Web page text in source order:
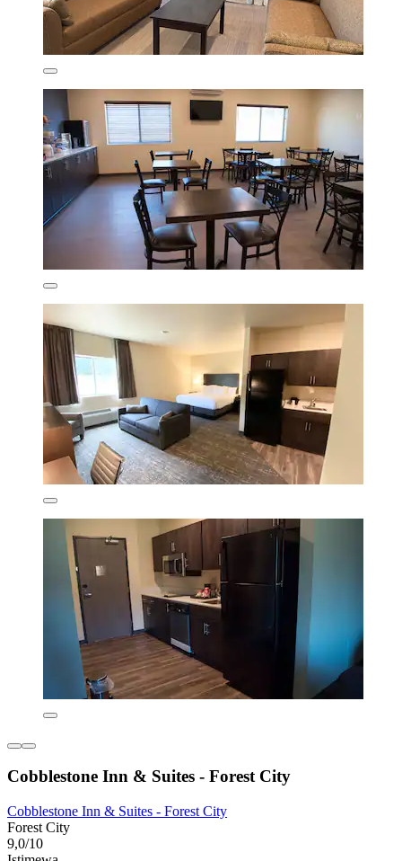
Cobblestone Inn & Suites - Forest City
Cobblestone Inn & Suites - Forest City
Forest City
9,0/10